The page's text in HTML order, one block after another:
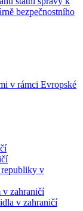
bezpečnostního
v rámci Evropské
republiky v
v zahraničí
v zahraničí